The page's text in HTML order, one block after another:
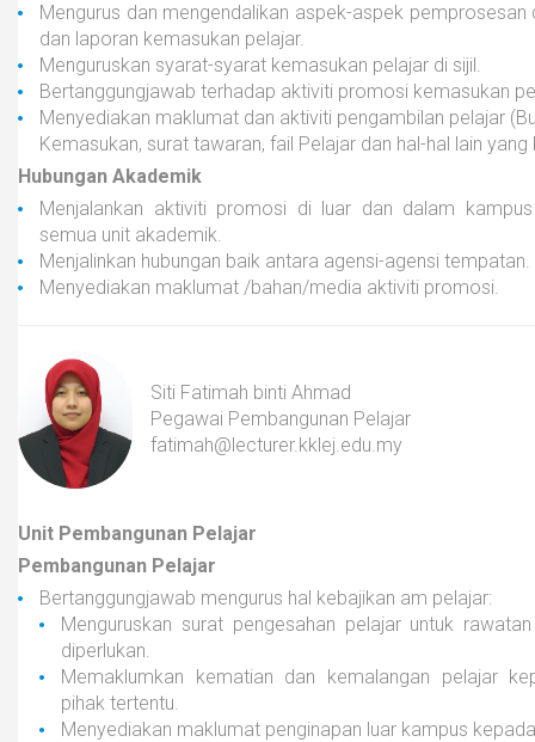
Mengurus dan mengendalikan aspek-aspek pemprosesan
dan laporan kemasukan pelajar.
Menguruskan syarat-syarat kemasukan pelajar di sijil.
Bertanggungjawab terhadap aktiviti promosi kemasukan
Menyediakan maklumat dan aktiviti pengambilan pelajar
Kemasukan, surat tawaran, fail Pelajar dan hal-hal lain yang
Hubungan Akademik
Menjalankan aktiviti promosi di luar dan dalam
semua unit akademik.
Menjalinkan hubungan baik antara agensi-agensi tempatan.
Menyediakan maklumat /bahan/media aktiviti promosi.
Siti Fatimah binti Ahmad
Pegawai Pembangunan Pelajar
fatimah@lecturer.kklej.edu.my
Unit Pembangunan Pelajar
Pembangunan Pelajar
Bertanggungjawab mengurus hal kebajikan am pelajar:
Menguruskan surat pengesahan pelajar untuk
diperlukan.
Memaklumkan kematian dan kemalangan pelajar
pihak tertentu.
Menyediakan maklumat penginapan luar kampus